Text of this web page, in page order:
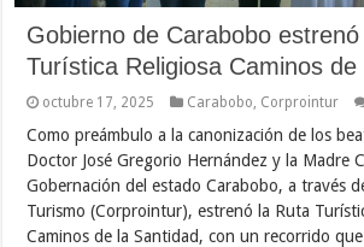
Gobierno de Carabobo
Turística Religiosa Caminos de
octubre 17, 2025 Carabobo Corprointur
Como preámbulo a la canonización de los
Doctor José Gregorio Hernández y la Madre
Gobernación del estado Carabobo, a través
Turismo (Corprointur), estrenó la Ruta
Caminos de la Santidad, con un recorrido